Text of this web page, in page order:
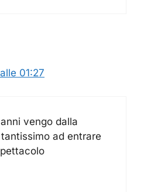
01:27
vengo dalla
ad entrare